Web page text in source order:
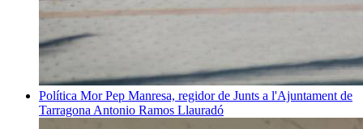
Política Mor Pep Manresa, regidor de Junts a l'Ajuntament de
Tarragona Antonio Ramos Llauradó